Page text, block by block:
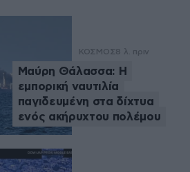
ΚΟΣΜΟΣ8 λ. πριν
Μαύρη Θάλασσα: Η
εμπορική ναυτιλία
παγιδευμένη στα δίχτυα
ενός ακήρυχτου πολέμου